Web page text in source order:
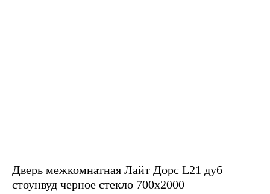
Дверь межкомнатная Лайт Дорс L21 дуб
стоунвуд черное стекло 700х2000